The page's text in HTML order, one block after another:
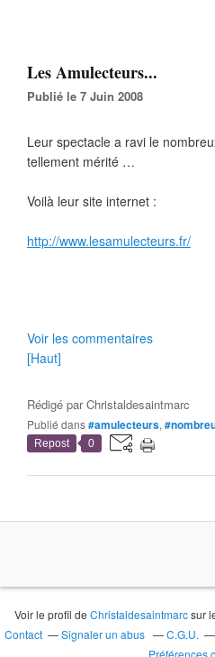
Les Amulecteurs...
Publié le 7 Juin 2008
Leur spectacle a ravi le
tellement mérité …
Voilà leur site internet :
http://www.lesamulecteurs.fr/
Voir les commentaires
[Haut]
Rédigé parChristaldesaintmarc
Publié dans#amulecteurs,
Repost 0
Voir le profil deChristaldesaintmarcsur
Contact
Signaler un abus C.G.U.
Préférences